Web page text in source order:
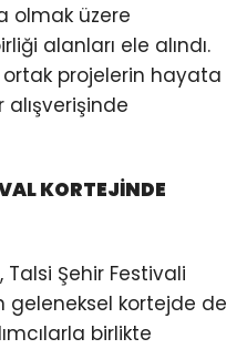
olmak üzere
alanları ele alındı.
ortak projelerin hayata
KORTEJİNDE
Şehir Festivali
geleneksel kortejde de
birlikte